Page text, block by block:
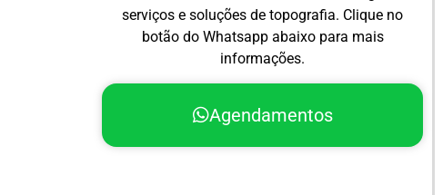
serviços e soluções de topografia. Clique no
botão do Whatsapp abaixo para mais
informações.
Agendamentos